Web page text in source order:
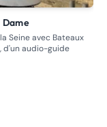
Dame
Seine avec Bateaux
d'un audio-guide